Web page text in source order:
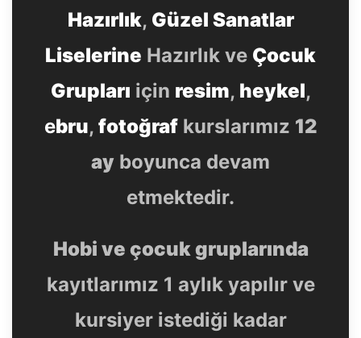
Hazırlık, Güzel Sanatlar
Liselerine Hazırlık ve Çocuk
Grupları için resim, heykel,
ebru, fotoğrafkurslarımız 12
ay boyunca devam
etmektedir.
Hobi ve çocuk gruplarında
kayıtlarımız 1 aylık yapılır ve
kursiyer istediği kadar